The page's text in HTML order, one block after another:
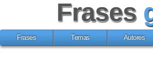
Frases
Frases Temas Autores